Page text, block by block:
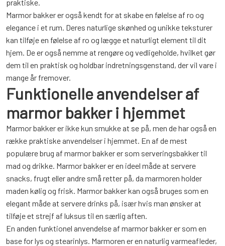
praktiske.
Marmor bakker er også kendt for at skabe en følelse af ro og
elegance i et rum. Deres naturlige skønhed og unikke teksturer
kan tilføje en følelse af ro og lægge et naturligt element til dit
hjem. De er også nemme at rengøre og vedligeholde, hvilket gør
dem til en praktisk og holdbar indretningsgenstand, der vil vare i
mange år fremover.
Funktionelle anvendelser af
marmor bakker i hjemmet
Marmor bakker er ikke kun smukke at se på, men de har også en
række praktiske anvendelser i hjemmet. En af de mest
populære brug af marmor bakker er som serveringsbakker til
mad og drikke. Marmor bakker er en ideel måde at servere
snacks, frugt eller andre små retter på, da marmoren holder
maden kølig og frisk. Marmor bakker kan også bruges som en
elegant måde at servere drinks på, især hvis man ønsker at
tilføje et strejf af luksus til en særlig aften.
En anden funktionel anvendelse af marmor bakker er som en
base for lys og stearinlys. Marmoren er en naturlig varmeafleder,